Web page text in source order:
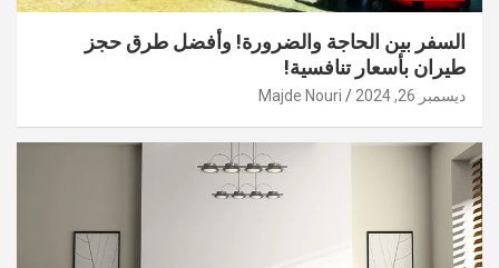
السفر بين الحاجة والضرورة! وأفضل طرق حجز
طيران بأسعار تنافسية!
ديسمبر 26, 2024 Majde Nouri